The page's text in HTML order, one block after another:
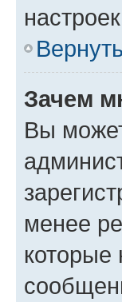
Зачем
Вы
менее